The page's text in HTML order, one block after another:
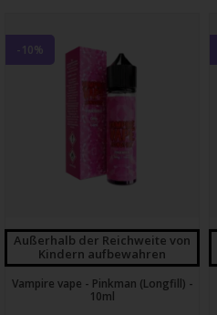
-10%
Außerhalb der Reichweite von
Kindern aufbewahren
Vampire vape - Pinkman (Longfill) -
10ml